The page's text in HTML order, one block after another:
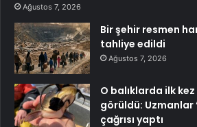
Ağustos 7, 2026
Bir şehir resmen
tahliye edildi
Ağustos 7, 2026
O balıklarda ilk
görüldü: Uzmanlar
çağrısı yaptı